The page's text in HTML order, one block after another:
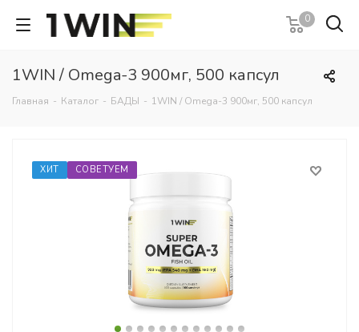
0
1WIN / Omega-3 900мг, 500 капсул
Главная - Каталог - БАДЫ - 1WIN / Omega-3 900мг, 500 капсул
ХИТ СОВЕТУЕМ